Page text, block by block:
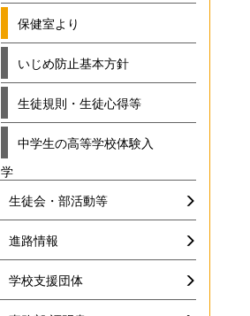
保健室より
いじめ防止基本方針
生徒規則・生徒心得等
中学生の高等学校体験入
学
生徒会・部活動等
進路情報
学校支援団体